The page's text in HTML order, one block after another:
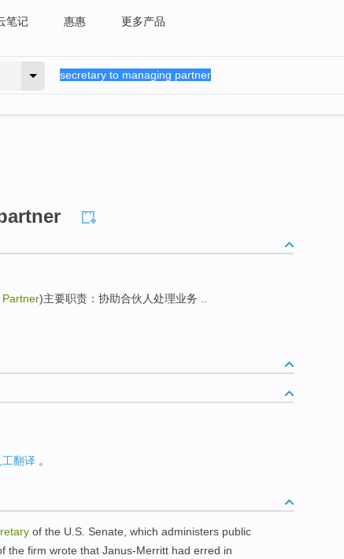
笔记 惠惠 更多产品
)主要职责：协助合伙人处理业务 ..
工翻译 。
of the U.S. Senate, which administers public
the firm wrote that Janus-Merritt had erred in